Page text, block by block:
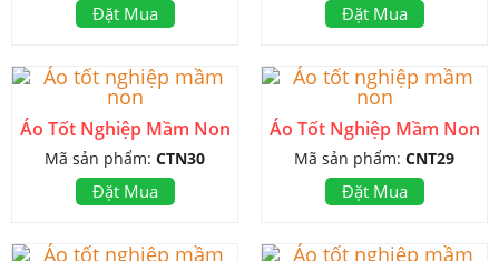
Đặt Mua Đặt Mua
Áo Tốt Nghiệp Mầm Non
Mã sản phẩm: CTN30
Đặt Mua
Áo Tốt Nghiệp Mầm Non
Mã sản phẩm: CNT29
Đặt Mua